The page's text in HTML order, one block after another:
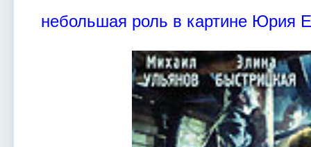
небольшая роль в картине Юрия